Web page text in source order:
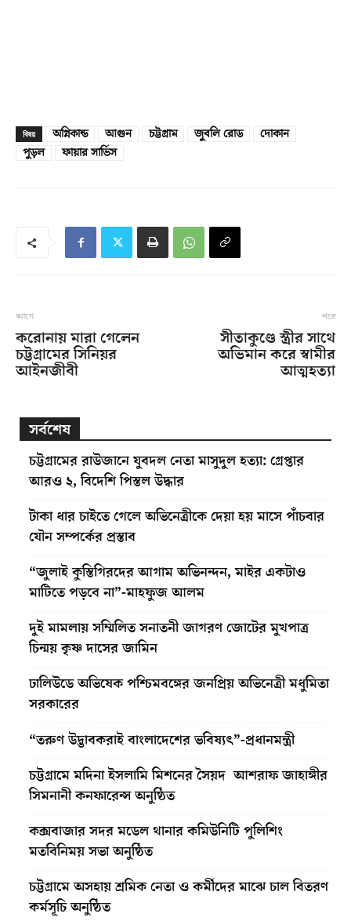
বিষয় অগ্নিকান্ড আগুন চট্টগ্রাম জুবলি রোড
দোকান
পুড়ল
ফায়ার সার্ভিস
আগে
করোনায় মারা গেলেন
চট্টগ্রামের সিনিয়র
আইনজীবী
পরে
সীতাকুণ্ডে স্ত্রীর সাথে
অভিমান করে স্বামীর
আত্মহত্যা
সর্বশেষ
চট্টগ্রামের রাউজানে যুবদল নেতা মাসুদুল হত্যা: গ্রেপ্তার
আরও ২, বিদেশি পিস্তল উদ্ধার
টাকা ধার চাইতে গেলে অভিনেত্রীকে দেয়া হয় মাসে পাঁচবার
যৌন সম্পর্কের প্রস্তাব
“জুলাই কুস্তিগিরদের আগাম অভিনন্দন, মাইর একটাও
মাটিতে পড়বে না”-মাহফুজ আলম
দুই মামলায় সম্মিলিত সনাতনী জাগরণ জোটের মুখপাত্র
চিন্ময় কৃষ্ণ দাসের জামিন
ঢালিউডে অভিষেক পশ্চিমবঙ্গের জনপ্রিয় অভিনেত্রী মধুমিতা
সরকারের
“তরুণ উদ্ভাবকরাই বাংলাদেশের ভবিষ্যৎ”-প্রধানমন্ত্রী
চট্টগ্রামে মদিনা ইসলামি মিশনের সৈয়দ আশরাফ জাহাঙ্গীর
সিমনানী কনফারেন্স অনুষ্ঠিত
কক্সবাজার সদর মডেল থানার কমিউনিটি পুলিশিং
মতবিনিময় সভা অনুষ্ঠিত
চট্টগ্রামে অসহায় শ্রমিক নেতা ও কর্মীদের মাঝে চাল বিতরণ
কর্মসূচি অনুষ্ঠিত